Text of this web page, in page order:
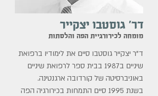
דר' גוסטבו יצקייר
מומחה לכירורגיית הפה והלסתות
ד"ר יצקייר גוסטבו סיים את לימודיו ברפואת
שיניים ב1987 בבית ספר לרפואת שיניים
באוניברסיטה של קורדובה ארגנטינה.
בשנת 1995 סיים התמחות בכירורגיה הפה